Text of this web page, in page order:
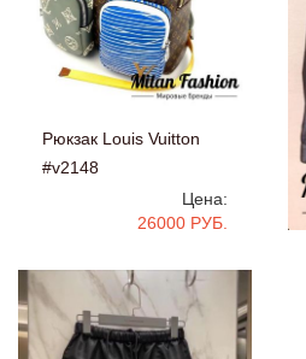
Рюкзак Louis Vuitton
#v2148
Цена:
26000 РУБ.